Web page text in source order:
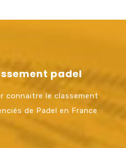
padel
connaitre le classement
de Padel en France